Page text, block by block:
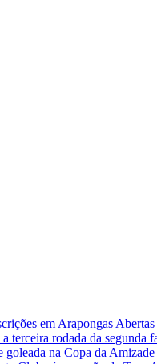
em Arapongas
terceira rodada da segunda
na Copa da Amizade